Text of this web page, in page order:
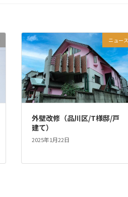
ニュース
外壁改修（品川区/T様邸/戸
建て）
2025年1月22日